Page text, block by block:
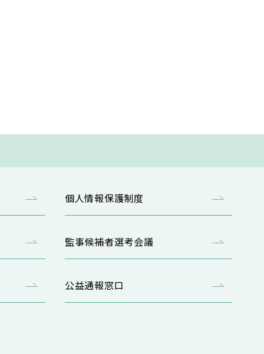
個人情報保護制度
監事候補者選考会議
公益通報窓口